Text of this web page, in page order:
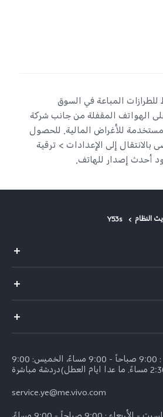
للطرازات المباعة في السوق
الهواتف المقفلة من جانب شركة
للأغراض المالية. للحصول
إلى الإعدادات > ترقية
أحدث إصدار للهاتف.
النظام Y53s
(السبت - الأربعاء : 9:00 صباحاً - 9:00 مساءً، الخميس: 9:00
service.ye@me.vivo.com